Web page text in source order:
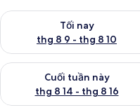
Tối nay
thg 8 9 - thg 8 10
Kiểm tra lượng phòng tối
Cuối tuần này
thg 8 14 - thg 8 16
Kiểm tra lượng phòng cuối